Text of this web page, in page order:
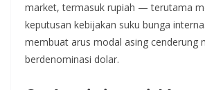
market, termasuk rupiah — terutama
keputusan kebijakan suku bunga
membuat arus modal asing cenderung
berdenominasi dolar.